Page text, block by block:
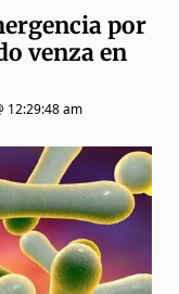
por
venza en
12:29:48 am